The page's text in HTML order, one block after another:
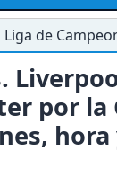
Liga de
por la
hora